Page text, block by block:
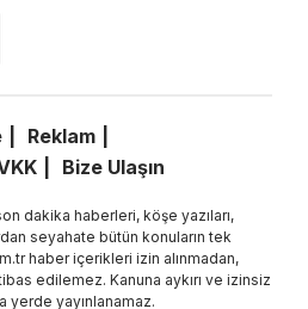
Reklam
Bize Ulaşın
dakika haberleri, köşe yazıları,
seyahate bütün konuların tek
haber içerikleri izin alınmadan,
edilemez. Kanuna aykırı ve izinsiz
yerde yayınlanamaz.